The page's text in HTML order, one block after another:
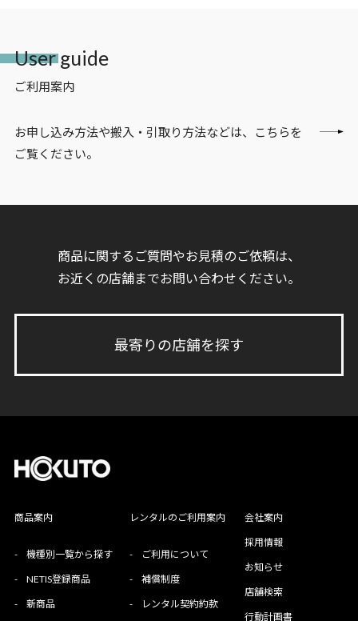
User guide
ご利用案内
お申し込み方法や搬入・引取り方法などは、こちらを
ご覧ください。
商品に関するご質問やお見積のご依頼は、
お近くの店舗までお問い合わせください。
最寄りの店舗を探す
商品案内
- 機種別一覧から探す
- NETIS登録商品
- 新商品
レンタルのご利用案内
- ご利用について
- 補償制度
- レンタル契約約款
会社案内
採用情報
お知らせ
店舗検索
行動計画書